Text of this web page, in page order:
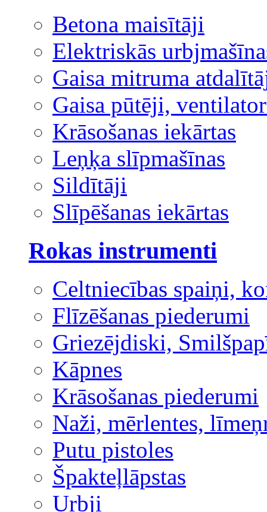
Betona maisītāji
Elektriskās
Gaisa mitruma
Gaisa pūtēji,
Krāsošanas iekārtas
Leņķa slīpmašīnas
Sildītāji
Slīpēšanas iekārtas
Rokas instrumenti
Celtniecības spaiņi,
Flīzēšanas piederumi
Griezējdiski,
Kāpnes
Krāsošanas piederumi
Naži, mērlentes,
Putu pistoles
Špakteļlāpstas
Urbji